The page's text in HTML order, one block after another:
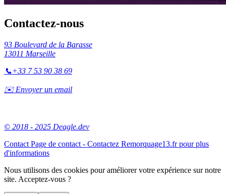
Contactez-nous
93 Boulevard de la Barasse
13011 Marseille
📞+33 7 53 90 38 69
✉️ Envoyer un email
© 2018 - 2025 Deagle.dev
Contact Page de contact - Contactez Remorquage13.fr pour plus
d'informations
Nous utilisons des cookies pour améliorer votre expérience sur notre
site. Acceptez-vous ?